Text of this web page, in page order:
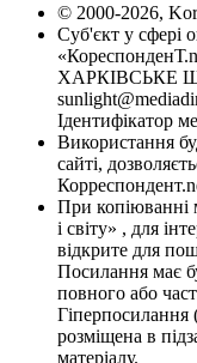
© 2000-2026,
Суб'єкт у сфері
ХАРКІВСЬКЕ
Ідентифікатор
Використання
сайті,
При копіюванні
і світу» , для
відкрите для
Посилання має
повного або
Гіперпосилання
розміщена в
матеріалу.